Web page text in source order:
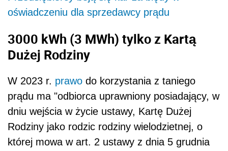
oświadczeniu dla sprzedawcy prądu
3000 kWh (3 MWh) tylko z Kartą
Dużej Rodziny
W 2023 r. prawo do korzystania z taniego
prądu ma "odbiorca uprawniony posiadający, w
dniu wejścia w życie ustawy, Kartę Dużej
Rodziny jako rodzic rodziny wielodzietnej, o
której mowa w art. 2 ustawy z dnia 5 grudnia